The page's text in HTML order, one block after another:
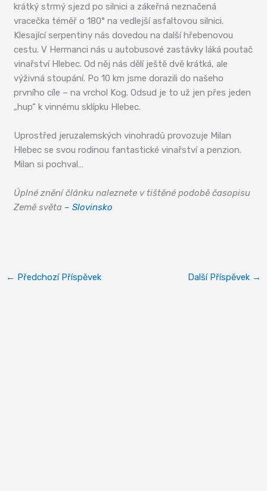
krátký strmý sjezd po silnici a zákeřná neznačená
vracečka téměř o 180° na vedlejší asfaltovou silnici.
Klesající serpentiny nás dovedou na další hřebenovou
cestu. V Hermanci nás u autobusové zastávky láká poutač
vinařství Hlebec. Od něj nás dělí ještě dvě krátká, ale
výživná stoupání. Po 10 km jsme dorazili do našeho
prvního cíle – na vrchol Kog. Odsud je to už jen přes jeden
„hup“ k vinnému sklípku Hlebec.
Uprostřed jeruzalemských vinohradů provozuje Milan
Hlebec se svou rodinou fantastické vinařství a penzion.
Milan si pochval…
Úplné znění článku naleznete v tištěné podobě časopisu
Země světa – Slovinsko
← Předchozí Příspěvek Další Příspěvek →